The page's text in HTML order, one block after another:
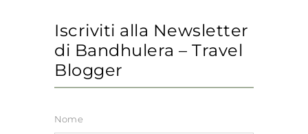
Iscriviti alla Newsletter
di Bandhulera – Travel
Blogger
Nome